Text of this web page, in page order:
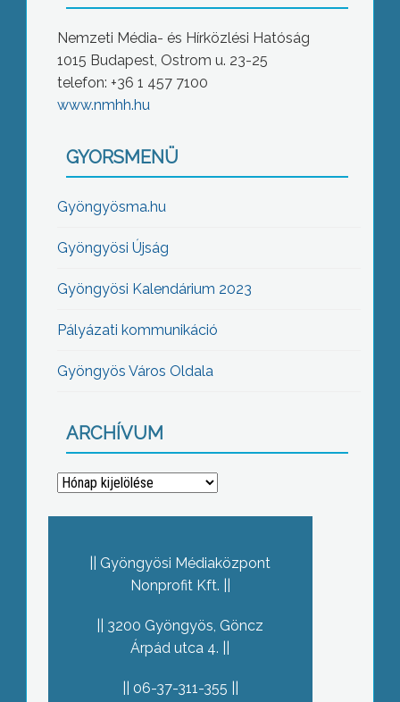
Nemzeti Média- és Hírközlési Hatóság
1015 Budapest, Ostrom u. 23-25
telefon: +36 1 457 7100
www.nmhh.hu
GYORSMENÜ
Gyöngyösma.hu
Gyöngyösi Újság
Gyöngyösi Kalendárium 2023
Pályázati kommunikáció
Gyöngyös Város Oldala
ARCHÍVUM
Archívum
Gyöngyösi Médiaközpont
Nonprofit Kft.
3200 Gyöngyös, Göncz
Árpád utca 4.
06-37-311-355